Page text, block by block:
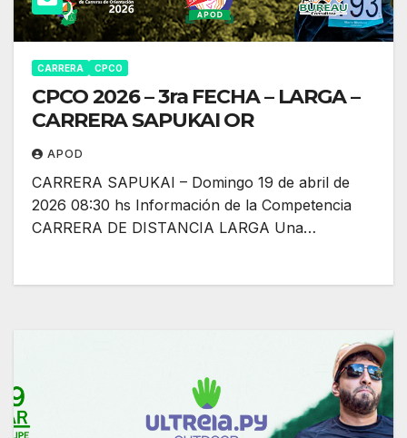
CARRERA CPCO
CPCO 2026 – 3ra FECHA – LARGA –
CARRERA SAPUKAI OR
APOD
CARRERA SAPUKAI – Domingo 19 de abril de
2026 08:30 hs Información de la Competencia
CARRERA DE DISTANCIA LARGA Una…